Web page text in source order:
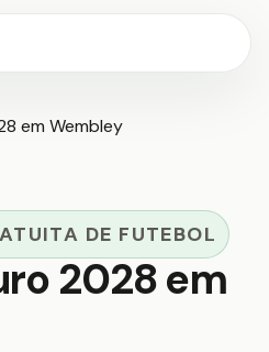
em Wembley
DE FUTEBOL
2028 em